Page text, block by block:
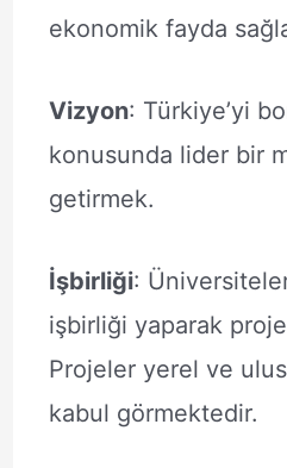
ekonomik fayda
Vizyon: Türkiye’yi
konusunda lider bir
getirmek.
İşbirliği:
işbirliği yaparak
Projeler yerel ve
kabul görmektedir.